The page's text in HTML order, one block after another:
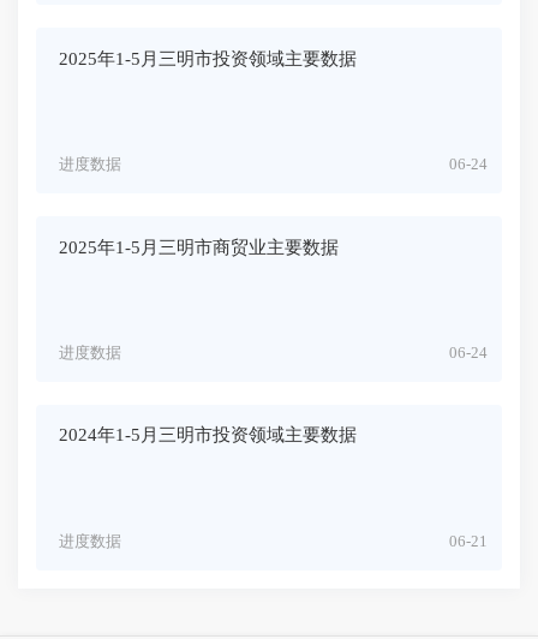
2025年1-5月三明市投资领域主要数据
06-24
进度数据
2025年1-5月三明市商贸业主要数据
06-24
进度数据
2024年1-5月三明市投资领域主要数据
06-21
进度数据